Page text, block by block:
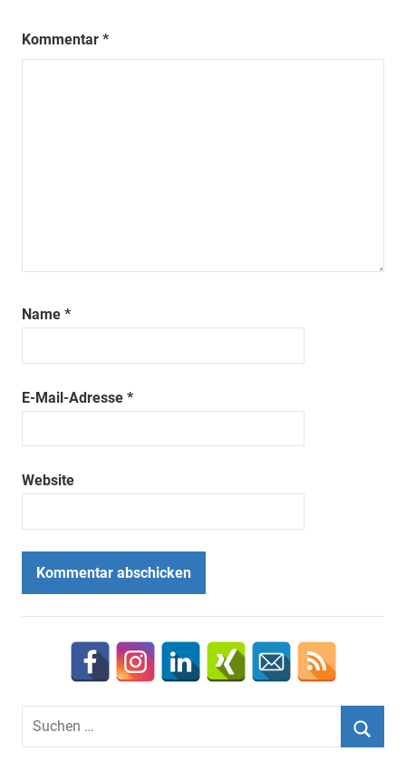
Kommentar *
Name *
E-Mail-Adresse *
Website
Suchen
nach: